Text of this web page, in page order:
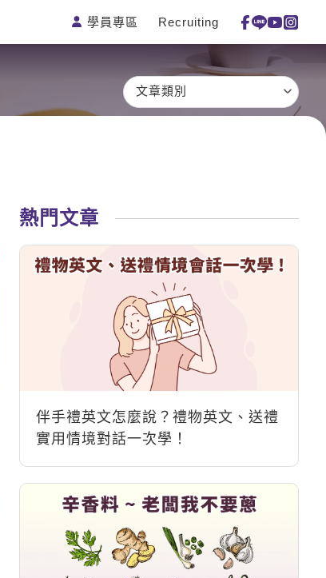
韓語
一對一家教
企業訓練
學員專區 Recruiting
文章類別
熱門文章
伴手禮英文怎麼說？禮物英文、送禮
實用情境對話一次學！